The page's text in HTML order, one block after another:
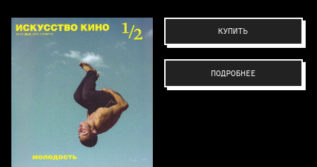
КУПИТЬ
ПОДРОБНЕЕ